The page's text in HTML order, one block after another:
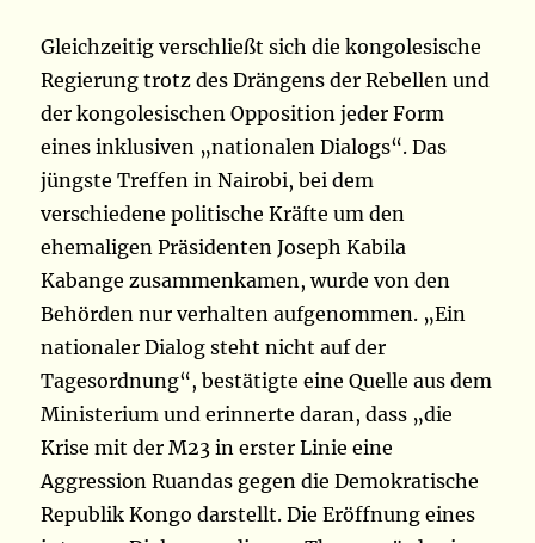
Gleichzeitig verschließt sich die kongolesische
Regierung trotz des Drängens der Rebellen und
der kongolesischen Opposition jeder Form
eines inklusiven „nationalen Dialogs“. Das
jüngste Treffen in Nairobi, bei dem
verschiedene politische Kräfte um den
ehemaligen Präsidenten Joseph Kabila
Kabange zusammenkamen, wurde von den
Behörden nur verhalten aufgenommen. „Ein
nationaler Dialog steht nicht auf der
Tagesordnung“, bestätigte eine Quelle aus dem
Ministerium und erinnerte daran, dass „die
Krise mit der M23 in erster Linie eine
Aggression Ruandas gegen die Demokratische
Republik Kongo darstellt. Die Eröffnung eines